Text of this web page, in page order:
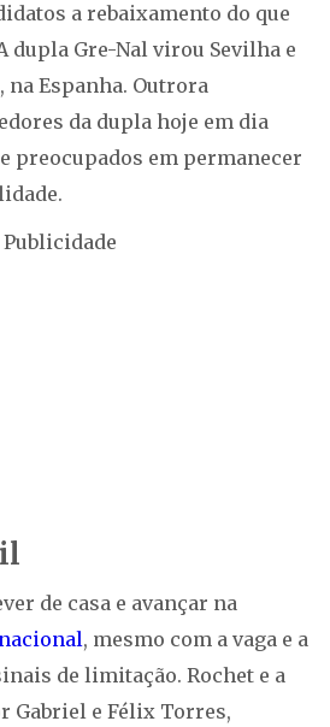
a rebaixamento do que
dupla Gre-Nal virou Sevilha e
na Espanha. Outrora
da dupla hoje em dia
preocupados em permanecer
Publicidade
de casa e avançar na
, mesmo com a vaga e a
de limitação. Rochet e a
Gabriel e Félix Torres,